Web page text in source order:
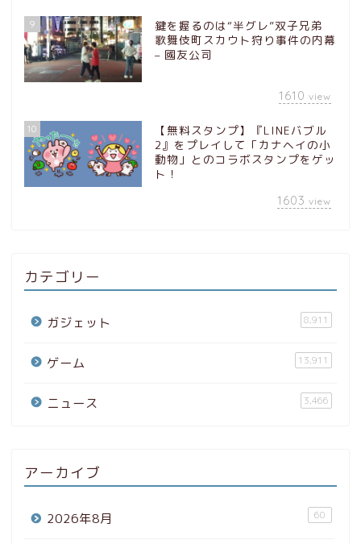
9
鍵を握るのは“半グレ”双子兄弟
歌舞伎町スカウト狩り事件の内幕
– 國友公司
1610 view
10
【無料スタンプ】『LINEバブル
2』をプレイして「カナヘイの小
動物」とのコラボスタンプをゲッ
ト！
1603 view
カテゴリー
ガジェット 8,911
ゲーム 13,911
ニュース 3,466
アーカイブ
2026年8月 60